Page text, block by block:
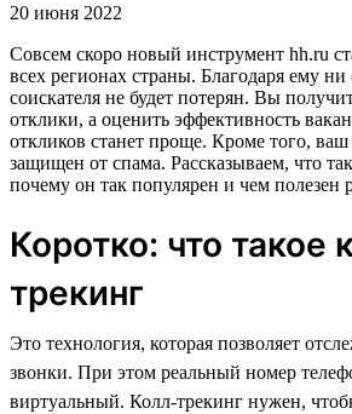
20 июня 2022
Совсем скоро новый инструмент hh.ru
всех регионах страны. Благодаря ему
соискателя не будет потерян. Вы
отклики, а оценить эффективность
откликов станет проще. Кроме того,
защищен от спама. Рассказываем, что
почему он так популярен и чем полезен
Коротко: что такое
трекинг
Это технология, которая позволяет
звонки. При этом реальный номер
виртуальный. Колл-трекинг нужен,